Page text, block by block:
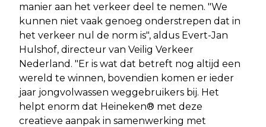
manier aan het verkeer deel te nemen. "We
kunnen niet vaak genoeg onderstrepen dat in
het verkeer nul de norm is", aldus Evert-Jan
Hulshof, directeur van Veilig Verkeer
Nederland. "Er is wat dat betreft nog altijd een
wereld te winnen, bovendien komen er ieder
jaar jongvolwassen weggebruikers bij. Het
helpt enorm dat Heineken® met deze
creatieve aanpak in samenwerking met